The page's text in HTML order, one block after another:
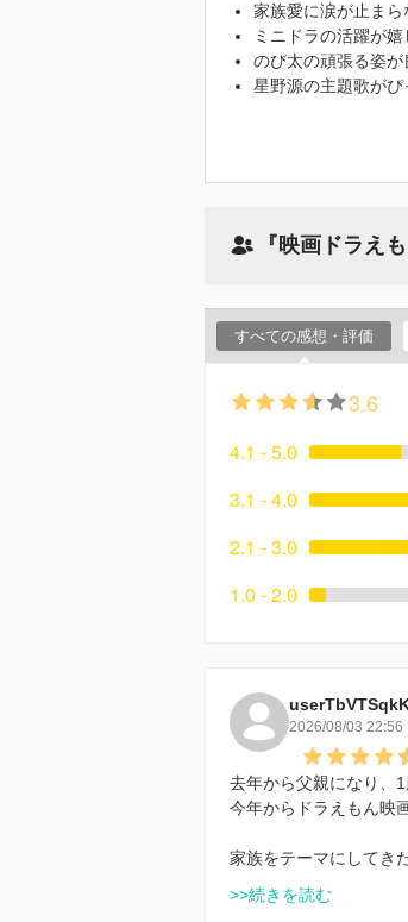
家族愛に涙が止まら
ミニドラの活躍が嬉
のび太の頑張る姿が
星野源の主題歌がぴ
『映画ドラえ
すべての感想・評価
3.6
4.1 - 5.0
3.1 - 4.0
2.1 - 3.0
1.0 - 2.0
2026/08/03 22:56
去年から父親になり、1
今年からドラえもん映
家族をテーマにしてき
>>続きを読む